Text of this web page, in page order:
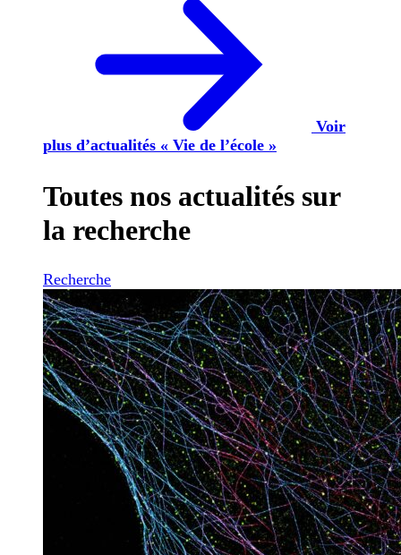
Voir
plus d’actualités « Vie de l’école »
Toutes nos actualités sur
la recherche
Recherche